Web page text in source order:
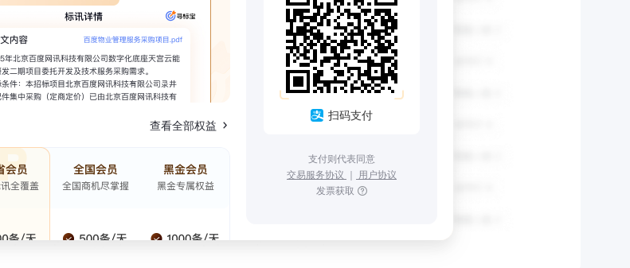
查看全部权益
扫码支付
支付则代表同意
交易服务协议 ｜ 用户协议
发票获取